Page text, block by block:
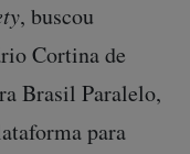
, buscou
Cortina de
Brasil Paralelo,
para